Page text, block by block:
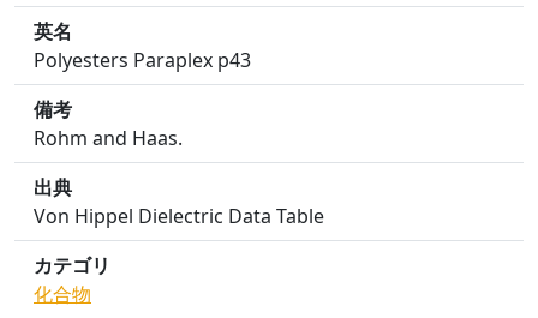
英名
Polyesters Paraplex p43
備考
Rohm and Haas.
出典
Von Hippel Dielectric Data Table
カテゴリ
化合物